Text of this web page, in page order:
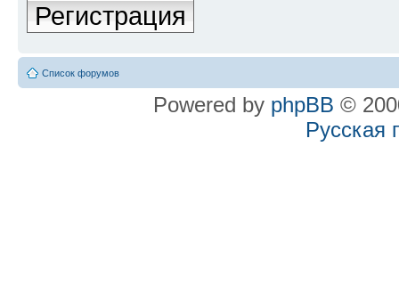
Регистрация
Список форумов
Powered by phpBB ©
Русская